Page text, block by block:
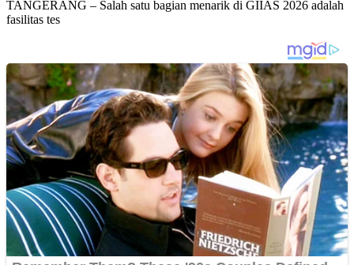
TANGERANG – Salah satu bagian menarik di GIIAS 2026 adalah
fasilitas tes